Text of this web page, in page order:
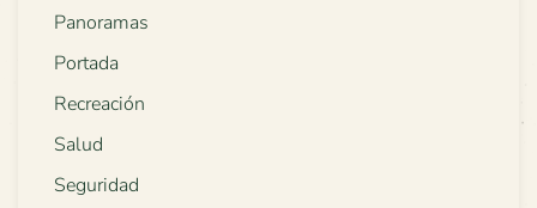
Panoramas
Portada
Recreación
Salud
Seguridad